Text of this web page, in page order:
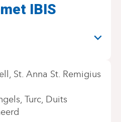
IBIS
St. Anna St. Remigius
Turc Duits